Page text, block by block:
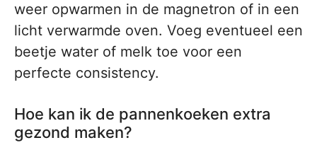
weer opwarmen in de magnetron of in een
licht verwarmde oven. Voeg eventueel een
beetje water of melk toe voor een
perfecte consistency.
Hoe kan ik de pannenkoeken extra
gezond maken?